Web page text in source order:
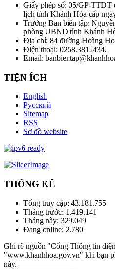
Giấy phép số: 05/GP-TTĐT
lịch tỉnh Khánh Hòa cấp
Trưởng Ban biên tập:
phòng UBND tỉnh Khánh
Địa chỉ: 84 đường Hoàng
Điện thoại: 0258.3812434.
Email:
TIỆN ÍCH
English
Русский
Sitemap
RSS
Sơ đồ website
THỐNG KÊ
Tổng truy cập: 43.181.755
Tháng trước: 1.419.141
Tháng này: 329.049
Đang online: 2.780
Ghi rõ nguồn "Cổng Thông tin
"www.khanhhoa.gov.vn" khi bạn
này.